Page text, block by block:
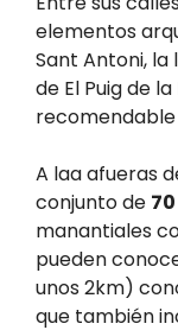
elementos
Sant Antoni, la
de El Puig de
A laa afueras
conjunto de
manantiales
pueden
unos 2km)
que también